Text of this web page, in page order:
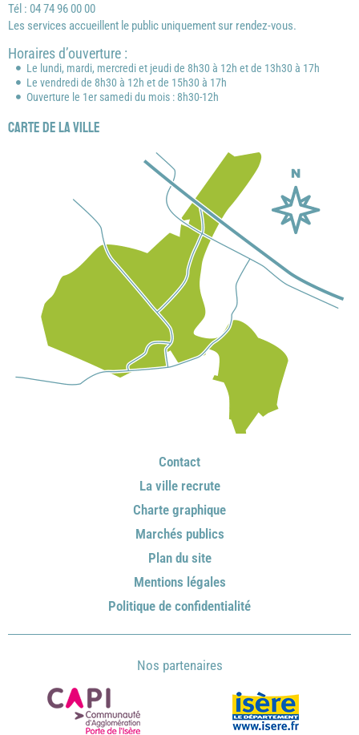
Tél : 04 74 96 00 00
Les services accueillent le public uniquement sur rendez-vous.
Horaires d’ouverture :
Le lundi, mardi, mercredi et jeudi de 8h30 à 12h et de 13h30 à 17h
Le vendredi de 8h30 à 12h et de 15h30 à 17h
Ouverture le 1er samedi du mois : 8h30-12h
Carte de la ville
Contact
La ville recrute
Charte graphique
Marchés publics
Plan du site
Mentions légales
Politique de confidentialité
Nos partenaires